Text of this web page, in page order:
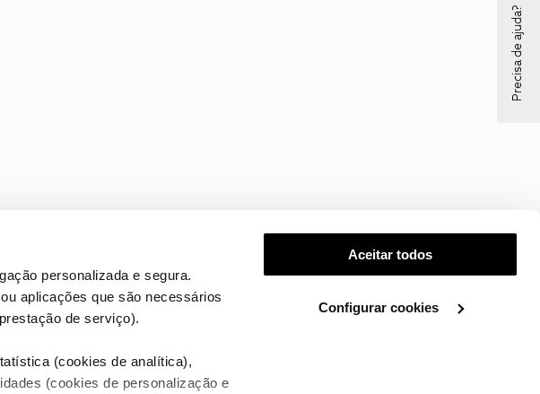
personalizada e segura.
aplicações que são necessários
de serviço).
(cookies de analítica),
(cookies de personalização e
Aceitar todos
Configurar cookies
Precisa de ajuda?